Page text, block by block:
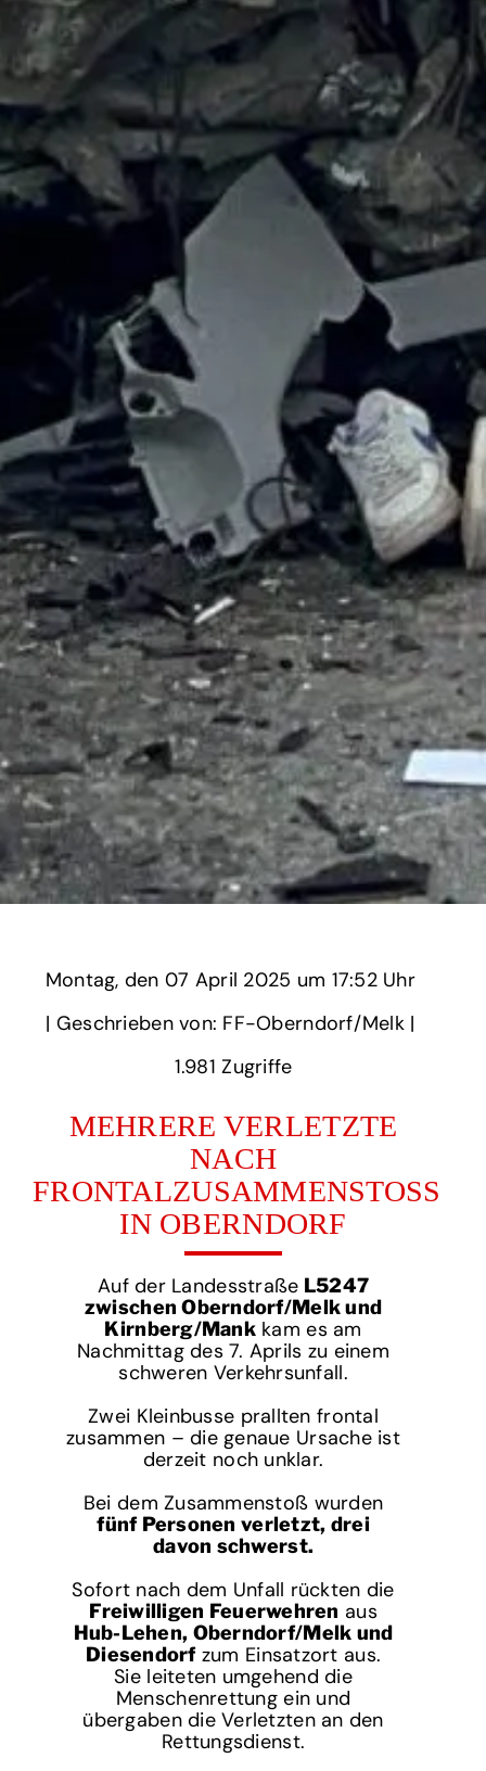
Montag,
‎| Geschrieben von: FF-Oberndorf/Melk | ‎
1.981‏‏‎ ‎Zugriffe
MEHRERE VERLETZTE
NACH
FRONTALZUSAMMENSTOSS I
N OBERNDORF
Auf der Landesstraße L5247
zwischen Oberndorf/Melk und
Kirnberg/Mankkam es am
Nachmittag des 7. Aprils zu einem
schweren Verkehrsunfall.
Zwei Kleinbusse prallten frontal
zusammen – die genaue Ursache ist
derzeit noch unklar.
Bei dem Zusammenstoß wurden
fünf Personen verletzt, drei
davon schwerst.
Sofort nach dem Unfall rückten die
Freiwilligen Feuerwehren aus
Hub-Lehen, Oberndorf/Melk und
Diesendorfzum Einsatzort aus.
Sie leiteten umgehend die
Menschenrettung ein und
übergaben die Verletzten an den
Rettungsdienst.